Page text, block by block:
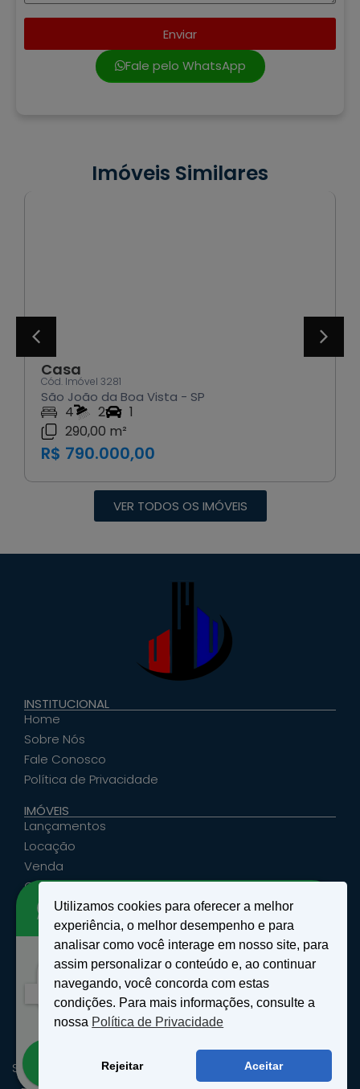
Enviar
Fale pelo WhatsApp
Imóveis Similares
Cód. Imóvel 3286
Águas da Prata - SP
R$ 1.800.000,00
VER TODOS OS IMÓVEIS
INSTITUCIONAL
Home
Sobre Nós
Fale Conosco
Política de Privacidade
IMÓVEIS
Lançamentos
Locação
Venda
Cadastrar Seu Imóvel
ATENDIMENTO
santosemattosimoveis@hotmail.com
(19) 9 9639-4985
Rua Floriano Peixoto, nº 27 - Centro - São João
da Boa Vista, SP
SANTOS & MATTOS IMÓVEIS - Copyright ® 2026 - Todos os
Direitos Reservados.
Como podemos te ajudar?
Abrir bate-papo
Utilizamos cookies para oferecer a melhor
experiência, o melhor desempenho e para
analisar como você interage em nosso site, para
assim personalizar o conteúdo e, ao continuar
navegando, você concorda com estas
condições. Para mais informações, consulte a
nossa Política de Privacidade
Rejeitar Aceitar